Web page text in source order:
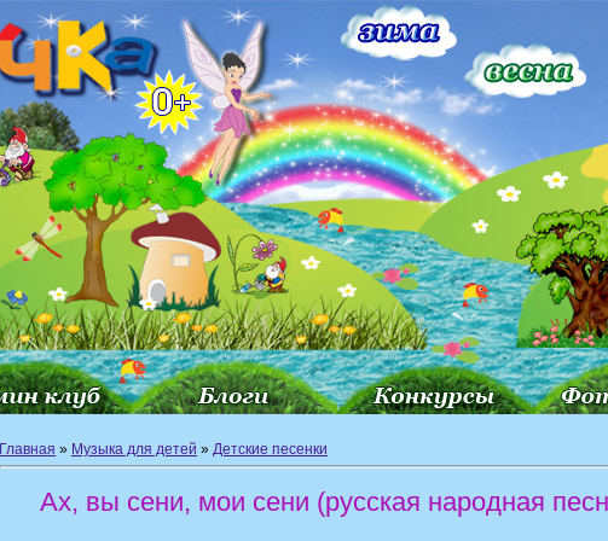
Главная » Музыка для детей » Детские песенки
Ах, вы сени, мои сени (русская народная